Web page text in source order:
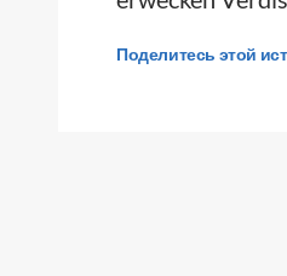
Поделитесь этой